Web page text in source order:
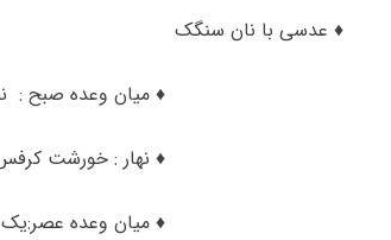
♦ عدسی با نان سنگک
♦ میان وعده صبح :
♦ نهار : خورشت
♦ میان وعده عصر:یک